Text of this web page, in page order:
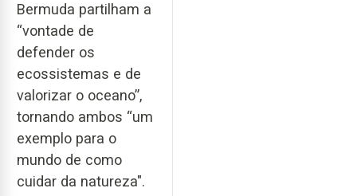
Bermuda partilham a
“vontade de
defender os
ecossistemas e de
valorizar o oceano”,
tornando ambos “um
exemplo para o
mundo de como
cuidar da natureza".